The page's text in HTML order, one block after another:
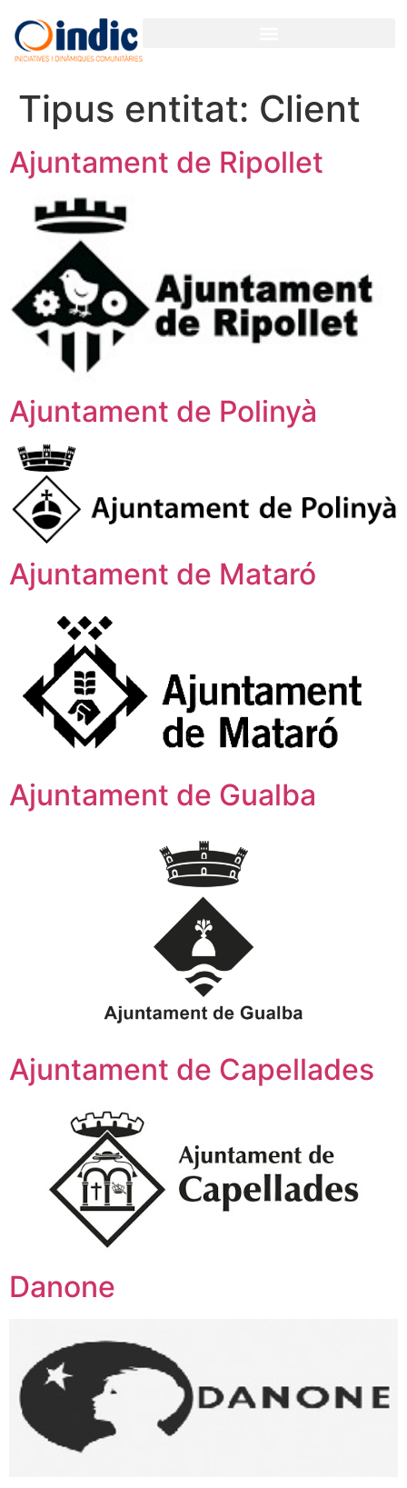
Tipus entitat: Client
Ajuntament de Ripollet
Ajuntament de Polinyà
Ajuntament de Mataró
Ajuntament de Gualba
Ajuntament de Capellades
Danone